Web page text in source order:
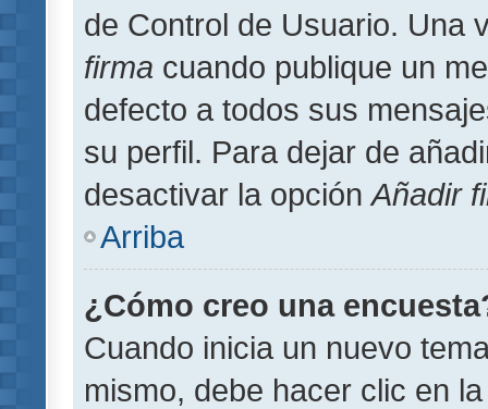
de Control de Usuario. Una
firma cuando publique un
defecto a todos sus
su perfil. Para dejar de
desactivar la opción Añadir
Arriba
¿Cómo creo una
Cuando inicia un nuevo
mismo, debe hacer clic en